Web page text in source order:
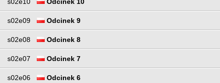
s02e09 Odcinek 9
s02e08 Odcinek 8
s02e07 Odcinek 7
s02e06 Odcinek 6